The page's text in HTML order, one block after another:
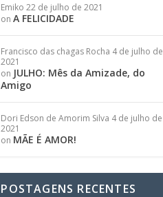
Emiko 22 de julho de 2021
onA FELICIDADE
Francisco das chagas Rocha 4 de julho de
2021
on JULHO: Mês da Amizade, do
Amigo
Dori Edson de Amorim Silva 4 de julho de
2021
on MÃE É AMOR!
POSTAGENS RECENTES